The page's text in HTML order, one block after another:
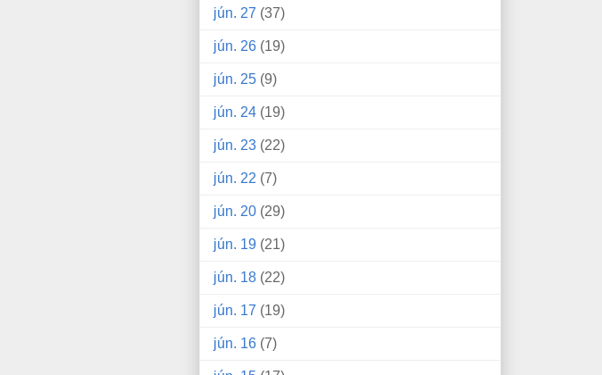
jún. 27 (37)
jún. 26 (19)
jún. 25 (9)
jún. 24 (19)
jún. 23 (22)
jún. 22 (7)
jún. 20 (29)
jún. 19 (21)
jún. 18 (22)
jún. 17 (19)
jún. 16 (7)